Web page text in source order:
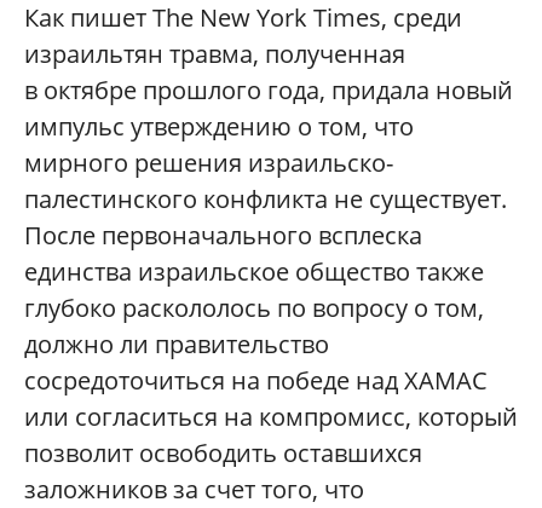
Как пишет The New York Times, среди
израильтян травма, полученная
в октябре прошлого года, придала новый
импульс утверждению о том, что
мирного решения израильско-
палестинского конфликта не существует.
После первоначального всплеска
единства израильское общество также
глубоко раскололось по вопросу о том,
должно ли правительство
сосредоточиться на победе над ХАМАС
или согласиться на компромисс, который
позволит освободить оставшихся
заложников за счет того, что